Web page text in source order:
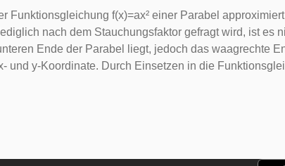
Funktionsgleichung f(x)=ax² einer Parabel
nach dem Stauchungsfaktor gefragt wird, ist es
Ende der Parabel liegt, jedoch das waagrechte
und y-Koordinate. Durch Einsetzen in die